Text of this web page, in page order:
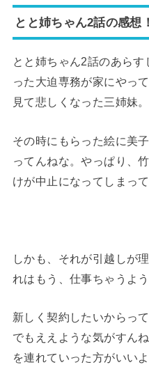
とと姉ちゃん2話の感想！
とと姉ちゃん2話のあら
った大迫専務が家にやっ
見て悲しくなった三姉妹。
その時にもらった絵に美
ってんねな。やっぱり、
けが中止になってしまって
しかも、それが引越しが
れはもう、仕事ちゃうよ
新しく契約したいからっ
でもええような気がすん
を連れていった方がいいよ